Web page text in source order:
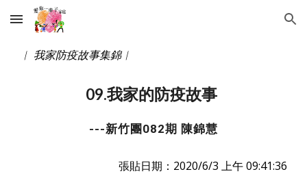
Skip to main content Skip to navigation
︱ 我家防疫故事集錦︱
09.我家的防疫故事
---新竹團082期 陳錦慧
張貼日期：2020/6/3 上午 09:41:36